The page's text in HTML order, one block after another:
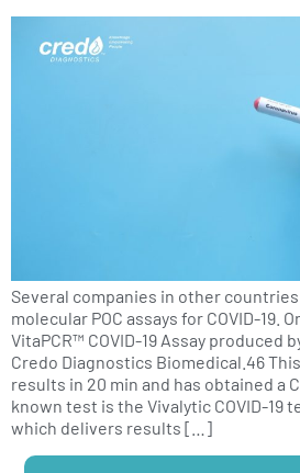
Several companies in other
molecular POC assays for COVID-19.
VitaPCR™ COVID-19 Assay produced
Credo Diagnostics Biomedical.46
results in 20 min and has obtained a
known test is the Vivalytic COVID-19
which delivers results […]